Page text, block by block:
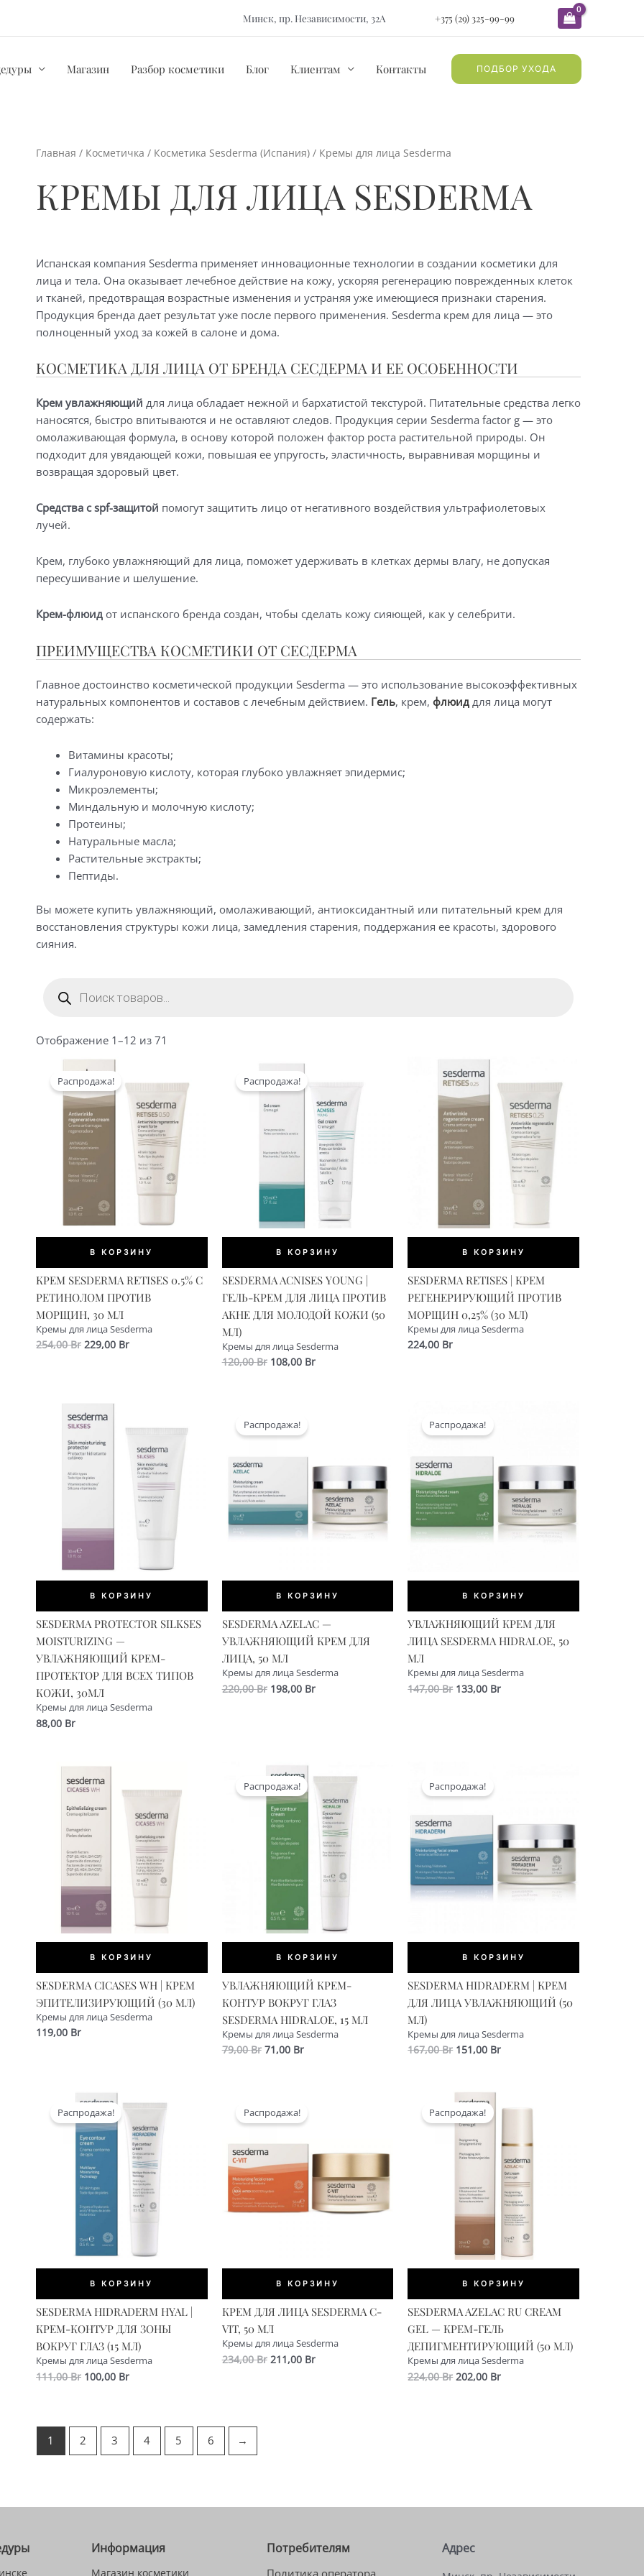
Минск, пр. Независимости, 32А +375 (29) 325-99-99
Магазин Разбор косметики Блог Клиентам Контакты ПОДБОР УХОДА
Главная / Косметичка / Косметика Sesderma (Испания) / Кремы для лица Sesderma
КРЕМЫ ДЛЯ ЛИЦА SESDERMA
Испанская компания Sesderma применяет инновационные технологии в создании косметики для
лица и тела. Она оказывает лечебное действие на кожу, ускоряя регенерацию поврежденных клеток
и тканей, предотвращая возрастные изменения и устраняя уже имеющиеся признаки старения.
Продукция бренда дает результат уже после первого применения. Sesderma крем для лица — это
полноценный уход за кожей в салоне и дома.
КОСМЕТИКА ДЛЯ ЛИЦА ОТ БРЕНДА СЕСДЕРМА И ЕЕ ОСОБЕННОСТИ
Крем увлажняющий для лица обладает нежной и бархатистой текстурой. Питательные средства легко
наносятся, быстро впитываются и не оставляют следов. Продукция серии Sesderma factor g — это
омолаживающая формула, в основу которой положен фактор роста растительной природы. Он
подходит для увядающей кожи, повышая ее упругость, эластичность, выравнивая морщины и
возвращая здоровый цвет.
Средства с spf-защитой помогут защитить лицо от негативного воздействия ультрафиолетовых
лучей.
Крем, глубоко увлажняющий для лица, поможет удерживать в клетках дермы влагу, не допуская
пересушивание и шелушение.
Крем-флюид от испанского бренда создан, чтобы сделать кожу сияющей, как у селебрити.
ПРЕИМУЩЕСТВА КОСМЕТИКИ ОТ СЕСДЕРМА
Главное достоинство косметической продукции Sesderma — это использование высокоэффективных
натуральных компонентов и составов с лечебным действием. Гель, крем, флюид для лица могут
содержать:
Витамины красоты;
Гиалуроновую кислоту, которая глубоко увлажняет эпидермис;
Микроэлементы;
Миндальную и молочную кислоту;
Протеины;
Натуральные масла;
Растительные экстракты;
Пептиды.
Вы можете купить увлажняющий, омолаживающий, антиоксидантный или питательный крем для
восстановления структуры кожи лица, замедления старения, поддержания ее красоты, здорового
сияния.
товаров
Отображение 1–12 из 71
Распродажа!
В КОРЗИНУ
КРЕМ SESDERMA RETISES 0.5% С
РЕТИНОЛОМ ПРОТИВ
МОРЩИН, 30 МЛ
Кремы для лица Sesderma
254,00Br Первоначальная
229,00 BrТекущая
Распродажа!
В КОРЗИНУ
SESDERMA ACNISES YOUNG |
ГЕЛЬ-КРЕМ ДЛЯ ЛИЦА ПРОТИВ
АКНЕ ДЛЯ МОЛОДОЙ КОЖИ (50
МЛ)
Кремы для лица Sesderma
120,00Br Первоначальная
108,00 BrТекущая
В КОРЗИНУ
SESDERMA RETISES | КРЕМ
РЕГЕНЕРИРУЮЩИЙ ПРОТИВ
МОРЩИН 0,25% (30 МЛ)
Кремы для лица Sesderma
224,00 Br
В КОРЗИНУ
SESDERMA PROTECTOR SILKSES
MOISTURIZING —
УВЛАЖНЯЮЩИЙ КРЕМ-
ПРОТЕКТОР ДЛЯ ВСЕХ ТИПОВ
КОЖИ, 30МЛ
Кремы для лица Sesderma
88,00 Br
Распродажа!
В КОРЗИНУ
SESDERMA AZELAC —
УВЛАЖНЯЮЩИЙ КРЕМ ДЛЯ
ЛИЦА, 50 МЛ
Кремы для лица Sesderma
220,00Br Первоначальная
198,00 BrТекущая
Распродажа!
В КОРЗИНУ
УВЛАЖНЯЮЩИЙ КРЕМ ДЛЯ
ЛИЦА SESDERMA HIDRALOE, 50
МЛ
Кремы для лица Sesderma
147,00Br Первоначальная
133,00 BrТекущая
В КОРЗИНУ
SESDERMA CICASES WH | КРЕМ
ЭПИТЕЛИЗИРУЮЩИЙ (30 МЛ)
Кремы для лица Sesderma
119,00 Br
Распродажа!
В КОРЗИНУ
УВЛАЖНЯЮЩИЙ КРЕМ-
КОНТУР ВОКРУГ ГЛАЗ
SESDERMA HIDRALOE, 15 МЛ
Кремы для лица Sesderma
79,00Br Первоначальная
71,00 BrТекущая
Распродажа!
В КОРЗИНУ
SESDERMA HIDRADERM | КРЕМ
ДЛЯ ЛИЦА УВЛАЖНЯЮЩИЙ (50
МЛ)
Кремы для лица Sesderma
167,00Br Первоначальная
151,00 BrТекущая
Распродажа!
В КОРЗИНУ
SESDERMA HIDRADERM HYAL |
КРЕМ-КОНТУР ДЛЯ ЗОНЫ
ВОКРУГ ГЛАЗ (15 МЛ)
Кремы для лица Sesderma
111,00Br Первоначальная
100,00 BrТекущая
Распродажа!
В КОРЗИНУ
КРЕМ ДЛЯ ЛИЦА SESDERMA C-
VIT, 50 МЛ
Кремы для лица Sesderma
234,00Br Первоначальная
211,00 BrТекущая
Распродажа!
В КОРЗИНУ
SESDERMA AZELAC RU CREAM
GEL — КРЕМ-ГЕЛЬ
ДЕПИГМЕНТИРУЮЩИЙ (50 МЛ)
Кремы для лица Sesderma
224,00Br Первоначальная
202,00 BrТекущая
1 2 3 4 5 6 →
Информация
Магазин косметики
Потребителям
Политика оператора
Адрес